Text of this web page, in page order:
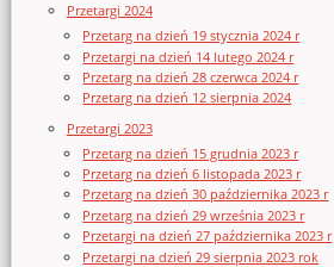
Przetargi 2024
Przetarg na dzień 19 stycznia 2024 r
Przetargi na dzień 14 lutego 2024 r
Przetarg na dzień 28 czerwca 2024 r
Przetarg na dzień 12 sierpnia 2024
Przetargi 2023
Przetarg na dzień 15 grudnia 2023 r
Przetarg na dzień 6 listopada 2023 r
Przetarg na dzień 30 października 2023 r
Przetarg na dzień 29 września 2023 r
Przetargi na dzień 27 października 2023 r
Przetargi na dzień 29 sierpnia 2023 rok